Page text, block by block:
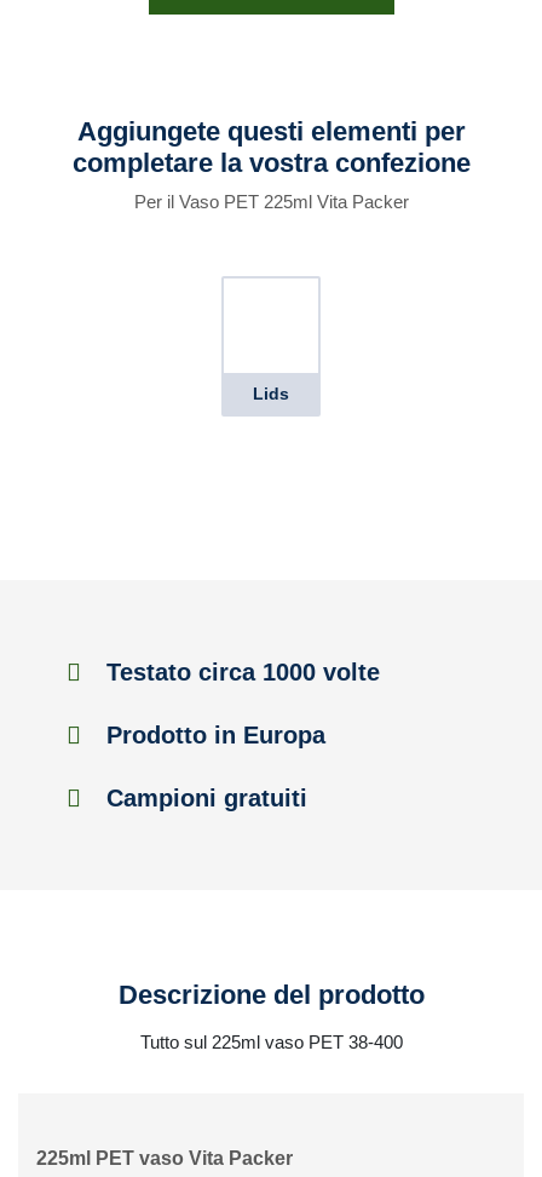
Aggiungete questi elementi per
completare la vostra confezione
Per il Vaso PET 225ml Vita Packer
Lids
Testato circa 1000 volte
Prodotto in Europa
Campioni gratuiti
Descrizione del prodotto
Tutto sul 225ml vaso PET 38-400
225ml PET vaso Vita Packer